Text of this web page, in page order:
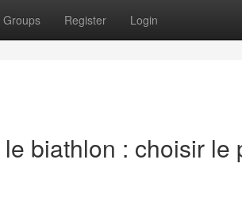
Groups Register Login
biathlon : choisir le